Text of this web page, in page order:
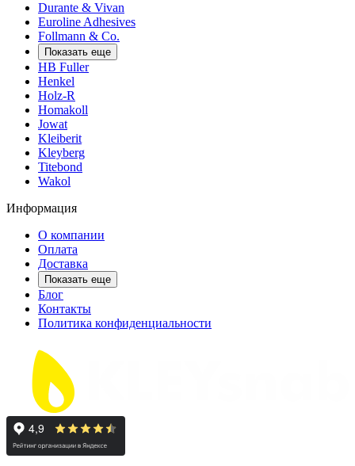
Durante & Vivan
Euroline Adhesives
Follmann & Co.
Показать еще
HB Fuller
Henkel
Holz-R
Homakoll
Jowat
Kleiberit
Kleyberg
Titebond
Wakol
Информация
О компании
Оплата
Доставка
Показать еще
Блог
Контакты
Политика конфиденциальности